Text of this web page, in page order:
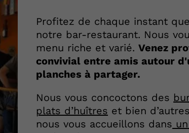
Profitez de chaque instant
notre bar-restaurant. Nous
menu riche et varié.Venez
convivial entre amis autour
planches à partager.
Nous vous concoctons des
plats d’huîtres et bien
nous vous accueillons dans